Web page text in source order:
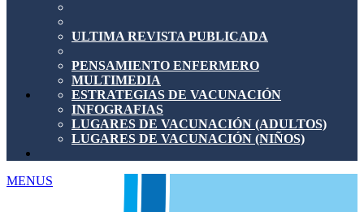
ULTIMA REVISTA PUBLICADA
PENSAMIENTO ENFERMERO
MULTIMEDIA
ESTRATEGIAS DE VACUNACIÓN
INFOGRAFIAS
LUGARES DE VACUNACIÓN (ADULTOS)
LUGARES DE VACUNACIÓN (NIÑOS)
MENUS